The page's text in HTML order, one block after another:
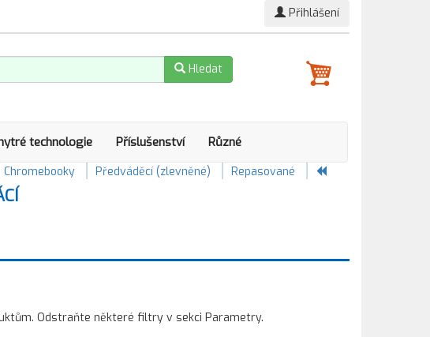
Přihlášení
Hledat
technologie Příslušenství Různé
Chromebooky Předváděcí (zlevněné) Repasované
Odstraňte některé filtry v sekci Parametry.